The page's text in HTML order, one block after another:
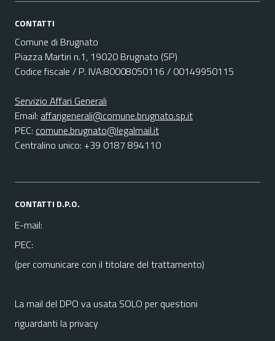
CONTATTI
Comune di Brugnato
Piazza Martiri n.1, 19020 Brugnato (SP)
Codice fiscale / P. IVA:80008050116 / 00149950115
Servizio Affari Generali
Email: affarigenerali@comune.brugnato.sp.it
PEC: comune.brugnato@legalmail.it
Centralino unico: +39 0187 894110
CONTATTI D.P.O.
E-mail:
PEC:
(per comunicare con il titolare del trattamento)
La mail del DPO va usata SOLO per questioni
riguardanti la privacy